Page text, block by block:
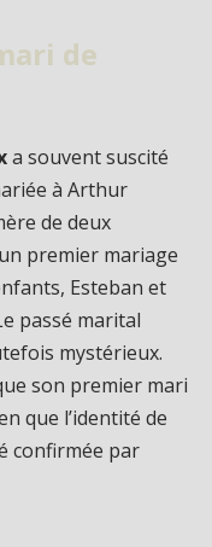
de
a souvent suscité
à Arthur
de deux
premier mariage
Esteban et
passé marital
mystérieux.
son premier mari
que l’identité de
confirmée par